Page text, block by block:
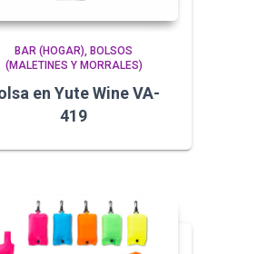
BAR (HOGAR) BOLSOS
(MALETINES Y MORRALES)
en Yute Wine VA-
419